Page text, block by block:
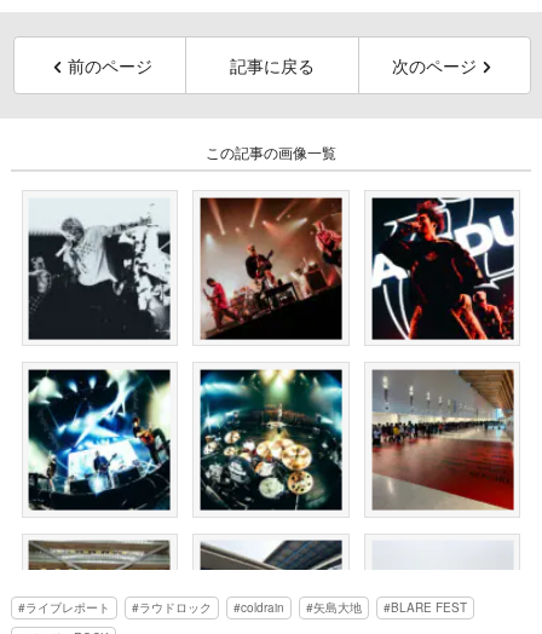
前のページ 記事に戻る 次のページ
この記事の画像一覧
ライブレポート ラウドロック coldrain 矢島大地
BLARE FEST